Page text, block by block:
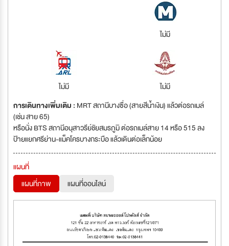
ไม่มี
ไม่มี
ไม่มี
การเดินทางเพิ่มเติม : MRT สถานีบางซื่อ (สายสีน้ำเงิน) แล้วต่อรถเมล์
(เช่น สาย 65)
หรือนั่ง BTS สถานีอนุสาวรีย์ชัยสมรภูมิ ต่อรถเมล์สาย 14 หรือ 515 ลง
ป้ายแยกศรีย่าน-แม็คโครบางกระบือ แล้วเดินต่อเล็กน้อย
แผนที่
แผนที่ภาพ
แผนที่ออนไลน์